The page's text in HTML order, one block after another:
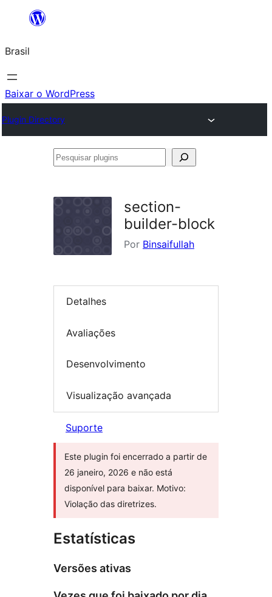
o
conteúdo
Brasil
Baixar o WordPress
Plugin Directory
Pesquisar
section-
builder-block
Por Binsaifullah
Detalhes
Avaliações
Desenvolvimento
Visualização avançada
Suporte
Este plugin foi encerrado a partir de
26 janeiro, 2026 e não está
disponível para baixar. Motivo:
Violação das diretrizes.
Estatísticas
Versões ativas